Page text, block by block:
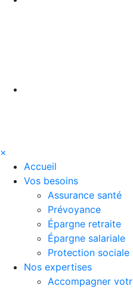
×
Accueil
Vos besoins
Assurance santé
Prévoyance
Épargne retraite
Épargne salariale
Protection sociale
Nos expertises
Accompagner